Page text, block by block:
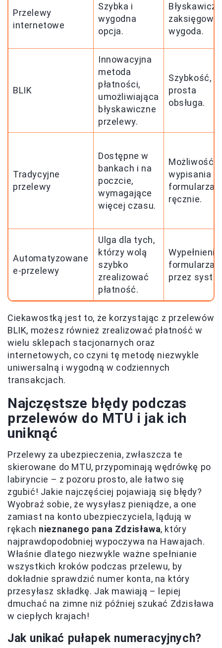
Przelewy
internetowe
Szybka i
wygodna
opcja.
wygoda.
BLIK
Innowacyjna
metoda
płatności,
umożliwiająca
błyskawiczne
przelewy.
Szybkość,
prosta
obsługa.
Tradycyjne
przelewy
Dostępne w
bankach i na
poczcie,
wymagające
więcej czasu.
Możliwość
wypisania
formularza
ręcznie.
Automatyzowane
e-przelewy
Ulga dla tych,
którzy wolą
szybko
zrealizować
płatność.
Wypełnienie
formularza
przez
Ciekawostką jest to, że korzystając z przelewów
BLIK, możesz również zrealizować płatność w
wielu sklepach stacjonarnych oraz
internetowych, co czyni tę metodę niezwykle
uniwersalną i wygodną w codziennych
transakcjach.
Najczęstsze błędy podczas
przelewów do MTU i jak ich
uniknąć
Przelewy za ubezpieczenia, zwłaszcza te
skierowane do MTU, przypominają wędrówkę po
labiryncie – z pozoru prosto, ale łatwo się
zgubić! Jakie najczęściej pojawiają się błędy?
Wyobraź sobie, że wysyłasz pieniądze, a one
zamiast na konto ubezpieczyciela, lądują w
rękach nieznanego pana Zdzisława, który
najprawdopodobniej wypoczywa na Hawajach.
Właśnie dlatego niezwykle ważne spełnianie
wszystkich kroków podczas przelewu, by
dokładnie sprawdzić numer konta, na który
przesyłasz składkę. Jak mawiają – lepiej
dmuchać na zimne niż później szukać Zdzisława
w ciepłych krajach!
Jak unikać pułapek numeracyjnych?